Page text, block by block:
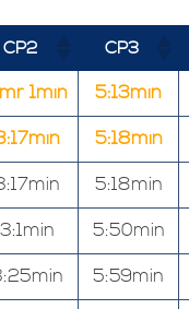
CP2 CP3
1min 5:13min
5:18min
5:18min
3:1min 5:50min
5:59min